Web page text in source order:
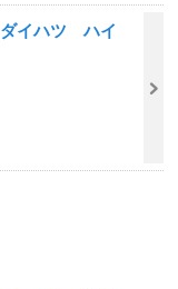
イハツ ハイ